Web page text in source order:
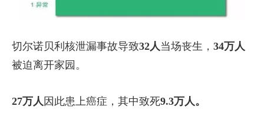
切尔诺贝利核泄漏事故导致32人 当场丧生， 34万人
被迫离开家园。
27万人 因此患上癌症，其中致死9.3万人。